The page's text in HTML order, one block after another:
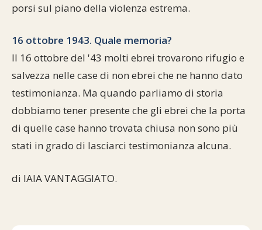
porsi sul piano della violenza estrema.
16 ottobre 1943. Quale memoria?
Il 16 ottobre del '43 molti ebrei trovarono rifugio e
salvezza nelle case di non ebrei che ne hanno dato
testimonianza. Ma quando parliamo di storia
dobbiamo tener presente che gli ebrei che la porta
di quelle case hanno trovata chiusa non sono più
stati in grado di lasciarci testimonianza alcuna.
di IAIA VANTAGGIATO.